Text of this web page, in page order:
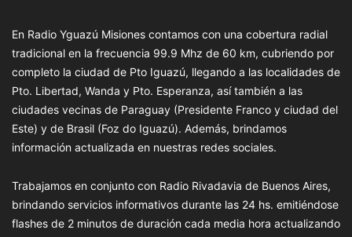
En Radio Yguazú Misiones contamos con una cobertura radial
tradicional en la frecuencia 99.9 Mhz de 60 km, cubriendo por
completo la ciudad de Pto Iguazú, llegando a las localidades de
Pto. Libertad, Wanda y Pto. Esperanza, así también a las
ciudades vecinas de Paraguay (Presidente Franco y ciudad del
Este) y de Brasil (Foz do Iguazú). Además, brindamos
información actualizada en nuestras redes sociales.
Trabajamos en conjunto con Radio Rivadavia de Buenos Aires,
brindando servicios informativos durante las 24 hs. emitiéndose
flashes de 2 minutos de duración cada media hora actualizando